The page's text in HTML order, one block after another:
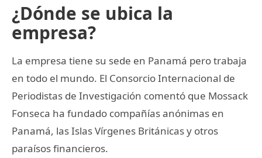
¿Dónde se ubica la
empresa?
La empresa tiene su sede en Panamá pero trabaja
en todo el mundo. El Consorcio Internacional de
Periodistas de Investigación comentó que Mossack
Fonseca ha fundado compañías anónimas en
Panamá, las Islas Vírgenes Británicas y otros
paraísos financieros.